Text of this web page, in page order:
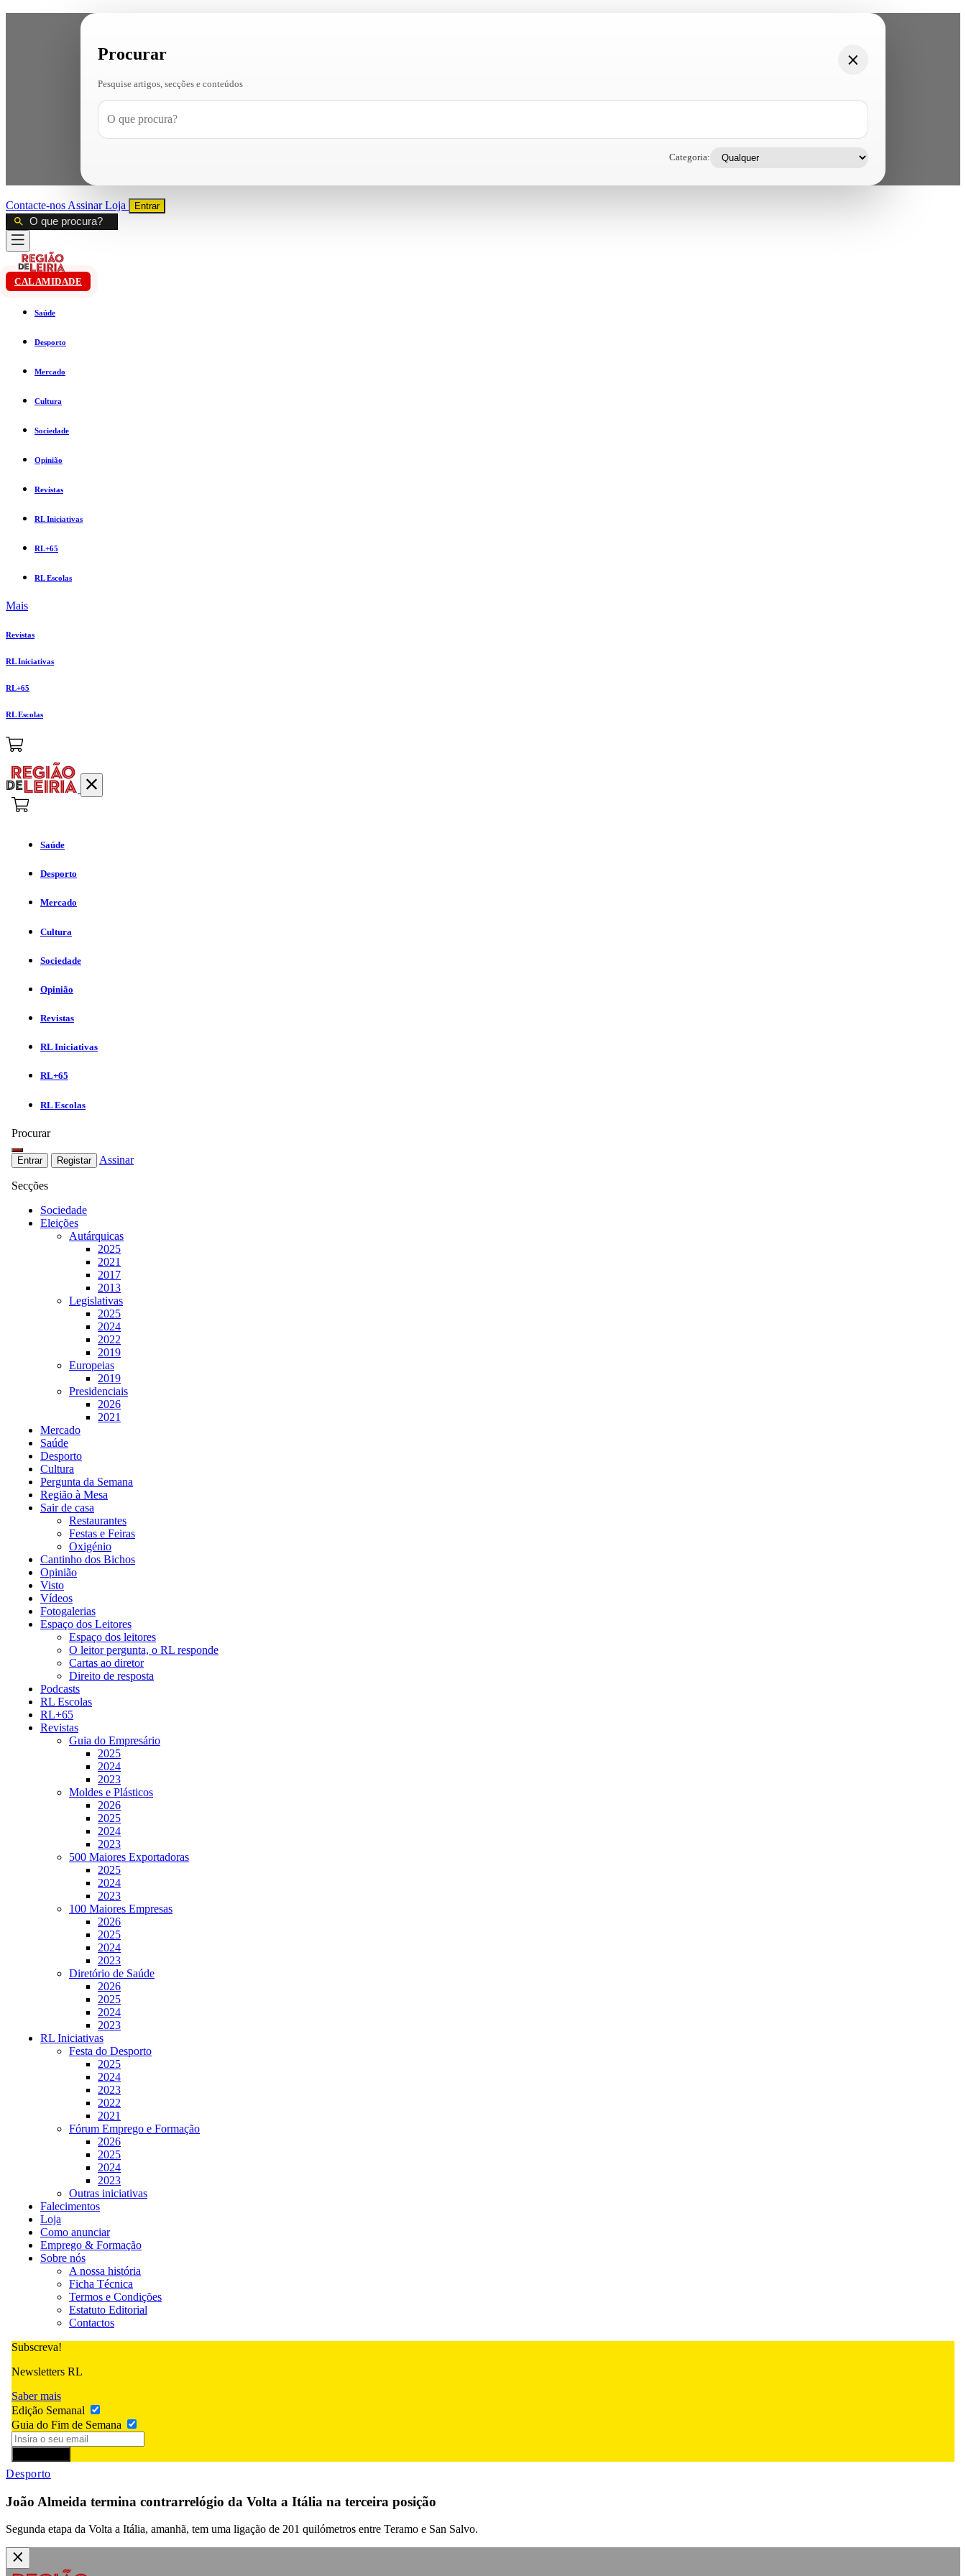
Procurar
Pesquise artigos, secções e conteúdos
Categoria:
Contacte-nos AssinarLoja Entrar
CALAMIDADE
Saúde
Desporto
Mercado
Cultura
Sociedade
Opinião
Revistas
RL Iniciativas
RL+65
RL Escolas
Mais
Revistas
RL Iniciativas
RL+65
RL Escolas
Saúde
Desporto
Mercado
Cultura
Sociedade
Opinião
Revistas
RL Iniciativas
RL+65
RL Escolas
Procurar
Entrar Registar Assinar
Secções
Sociedade
Eleições
Autárquicas
2025
2021
2017
2013
Legislativas
2025
2024
2022
2019
Europeias
2019
Presidenciais
2026
2021
Mercado
Saúde
Desporto
Cultura
Pergunta da Semana
Região à Mesa
Sair de casa
Restaurantes
Festas e Feiras
Oxigénio
Cantinho dos Bichos
Opinião
Visto
Vídeos
Fotogalerias
Espaço dos Leitores
Espaço dos leitores
O leitor pergunta, o RL responde
Cartas ao diretor
Direito de resposta
Podcasts
RL Escolas
RL+65
Revistas
Guia do Empresário
2025
2024
2023
Moldes e Plásticos
2026
2025
2024
2023
500 Maiores Exportadoras
2025
2024
2023
100 Maiores Empresas
2026
2025
2024
2023
Diretório de Saúde
2026
2025
2024
2023
RL Iniciativas
Festa do Desporto
2025
2024
2023
2022
2021
Fórum Emprego e Formação
2026
2025
2024
2023
Outras iniciativas
Falecimentos
Loja
Como anunciar
Emprego & Formação
Sobre nós
A nossa história
Ficha Técnica
Termos e Condições
Estatuto Editorial
Contactos
Subscreva!
Newsletters RL
Saber mais
Edição Semanal
Guia do Fim de Semana
Desporto
João Almeida termina contrarrelógio da Volta a Itália na terceira posição
Segunda etapa da Volta a Itália, amanhã, tem uma ligação de 201 quilómetros entre Teramo e San Salvo.